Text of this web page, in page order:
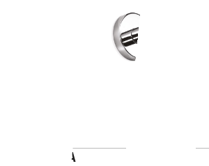
A1020A